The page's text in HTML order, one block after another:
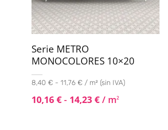
Serie METRO
MONOCOLORES 10×20
8,40 € - 11,76 € / m² (sin IVA)
10,16 € - 14,23 € / m2